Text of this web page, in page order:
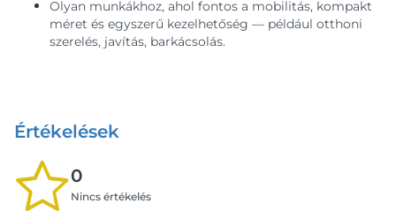
Olyan munkákhoz, ahol fontos a mobilitás, kompakt
méret és egyszerű kezelhetőség — például otthoni
szerelés, javítás, barkácsolás.
Értékelések
0
Nincs értékelés